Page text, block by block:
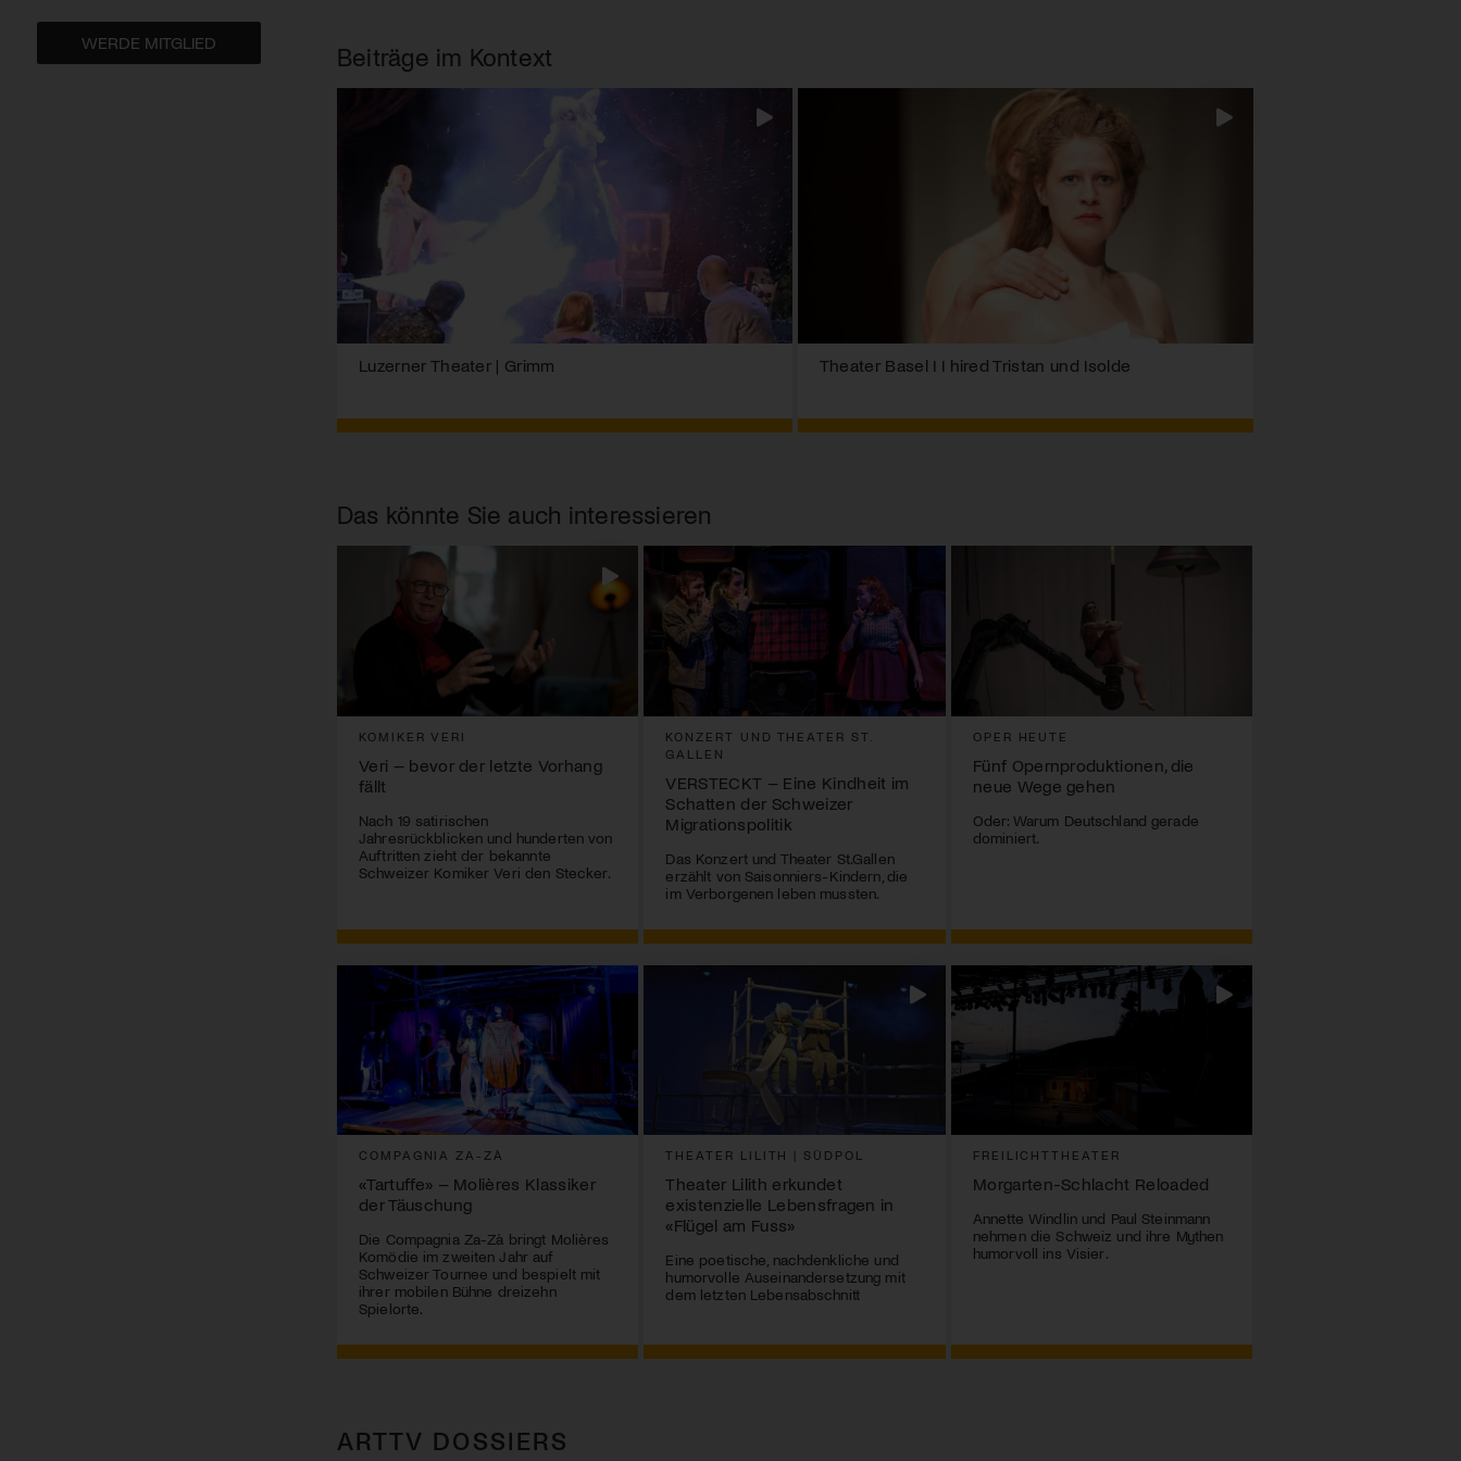
WERDE MITGLIED Beiträge im Kontext
Luzerner Theater | Grimm Theater Basel I I hired Tristan und Isolde
Das könnte Sie auch interessieren
KOMIKER VERI
Veri – bevor der letzte Vorhang
fällt
Nach 19 satirischen
Jahresrückblicken und hunderten von
Auftritten zieht der bekannte
Schweizer Komiker Veri den Stecker.
KONZERT UND THEATER ST.
GALLEN
VERSTECKT – Eine Kindheit im
Schatten der Schweizer
Migrationspolitik
Das Konzert und Theater St.Gallen
erzählt von Saisonniers-Kindern, die
im Verborgenen leben mussten.
OPER HEUTE
Fünf Opernproduktionen, die
neue Wege gehen
Oder: Warum Deutschland gerade
dominiert.
COMPAGNIA ZA-ZÀ
«Tartuffe» – Molières Klassiker
der Täuschung
Die Compagnia Za-Zà bringt Molières
Komödie im zweiten Jahr auf
Schweizer Tournee und bespielt mit
ihrer mobilen Bühne dreizehn
Spielorte.
THEATER LILITH | SÜDPOL
Theater Lilith erkundet
existenzielle Lebensfragen in
«Flügel am Fuss»
Eine poetische, nachdenkliche und
humorvolle Auseinandersetzung mit
dem letzten Lebensabschnitt
FREILICHTTHEATER
Morgarten-Schlacht Reloaded
Annette Windlin und Paul Steinmann
nehmen die Schweiz und ihre Mythen
humorvoll ins Visier.
ARTTV DOSSIERS